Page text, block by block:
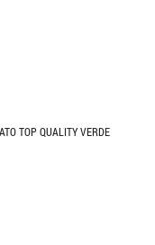
TOP QUALITY VERDE